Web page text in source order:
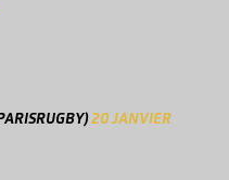
20 JANVIER